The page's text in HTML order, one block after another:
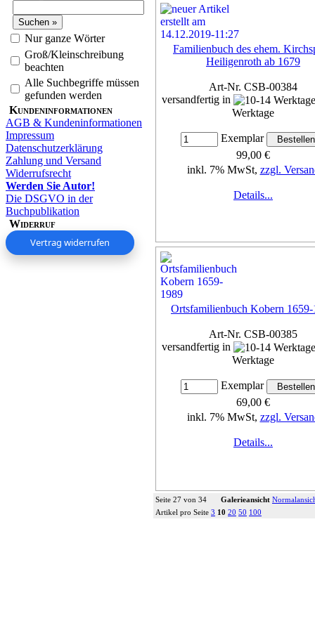
Nur ganze Wörter
Groß/Kleinschreibung
beachten
Alle Suchbegriffe müssen
gefunden werden
Kundeninformationen
AGB & Kundeninformationen
Impressum
Datenschutzerklärung
Zahlung und Versand
Widerrufsrecht
Werden Sie Autor!
Die DSGVO in der
Buchpublikation
Widerruf
Vertrag widerrufen
Familienbuch des ehem.
Heiligenroth ab 1679
Art-Nr. CSB-00384
versandfertig in
Werktage
Exemplar
99,00 €
inkl. 7% MwSt, zzgl.
Details...
Ortsfamilienbuch Kobern 1659-
Art-Nr. CSB-00385
versandfertig in
Werktage
Exemplar
69,00 €
inkl. 7% MwSt, zzgl.
Details...
Seite 27 von 34 Galerieansicht
Artikel pro Seite 3 10 20 50 100